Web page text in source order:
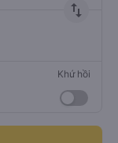
import_export
Khứ hồi